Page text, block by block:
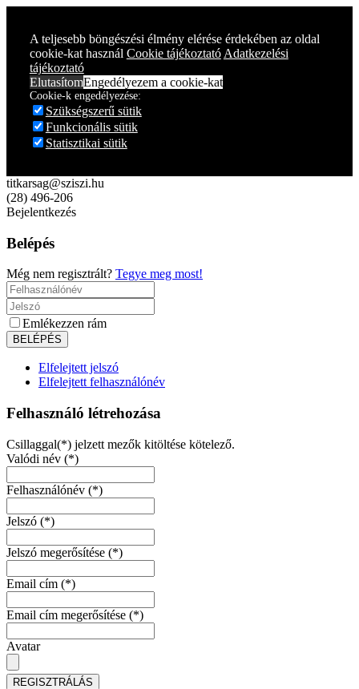
A teljesebb böngészési élmény elérése érdekében az oldal
cookie-kat használ Cookie tájékoztató Adatkezelési
tájékoztató
ElutasítomEngedélyezem a cookie-kat
Cookie-k engedélyezése:
Szükségszerű sütik
Funkcionális sütik
Statisztikai sütik
titkarsag@sziszi.hu
(28) 496-206
Bejelentkezés
Belépés
Még nem regisztrált? Tegye meg most!
Emlékezzen rám
Elfelejtett jelszó
Elfelejtett felhasználónév
Felhasználó létrehozása
Csillaggal(*) jelzett mezők kitöltése kötelező.
Valódi név (*)
Felhasználónév (*)
Jelszó (*)
Jelszó megerősítése (*)
Email cím (*)
Email cím megerősítése (*)
Avatar
REGISZTRÁLÁS